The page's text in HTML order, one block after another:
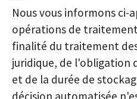
Nous vous informons ci-
opérations de
finalité du traitement
juridique, de l'obligation
et de la durée de
décision automatisée